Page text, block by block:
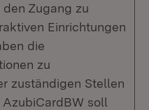
Zugang zu
Einrichtungen
die
zu
zuständigen Stellen
soll